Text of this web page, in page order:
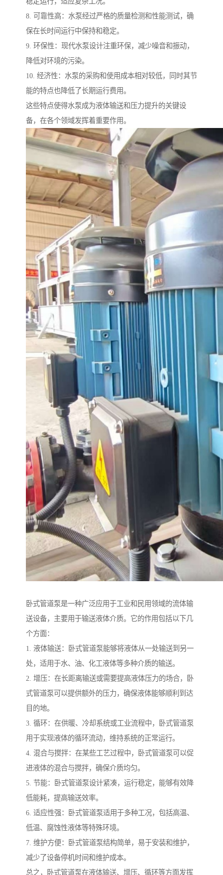
8. 可靠性高：水泵经过严格的质量检测和性能测试，确
保在长时间运行中保持和稳定。
9. 环保性：现代水泵设计注重环保，减少噪音和振动，
降低对环境的污染。
10. 经济性：水泵的采购和使用成本相对较低，同时其节
能的特点也降低了长期运行费用。
这些特点使得水泵成为液体输送和压力提升的关键设
备，在各个领域发挥着重要作用。
卧式管道泵是一种广泛应用于工业和民用领域的流体输
送设备，主要用于输送液体介质。它的作用包括以下几
个方面：
1. 液体输送：卧式管道泵能够将液体从一处输送到另一
处，适用于水、油、化工液体等多种介质的输送。
2. 增压：在长距离输送或需要提高液体压力的场合，卧
式管道泵可以提供额外的压力，确保液体能够顺利到达
目的地。
3. 循环：在供暖、冷却系统或工业流程中，卧式管道泵
用于实现液体的循环流动，维持系统的正常运行。
4. 混合与搅拌：在某些工艺过程中，卧式管道泵可以促
进液体的混合与搅拌，确保介质均匀。
5. 节能：卧式管道泵设计紧凑，运行稳定，能够有效降
低能耗，提高输送效率。
6. 适应性强：卧式管道泵适用于多种工况，包括高温、
低温、腐蚀性液体等特殊环境。
7. 维护方便：卧式管道泵结构简单，易于安装和维护，
减少了设备停机时间和维护成本。
总之，卧式管道泵在液体输送、增压、循环等方面发挥